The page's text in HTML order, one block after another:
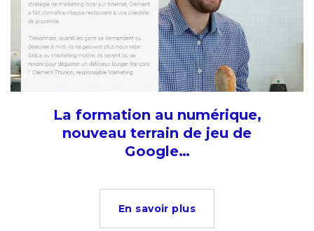
La formation au numérique,
nouveau terrain de jeu de
Google…
En savoir plus